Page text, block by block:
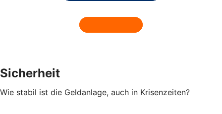
Sicherheit
Wie stabil ist die Geldanlage, auch in Krisenzeiten?